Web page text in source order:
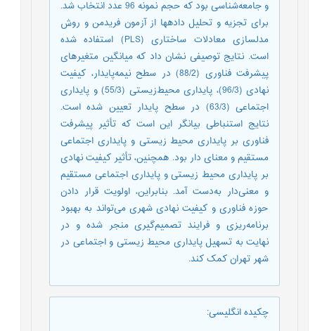
و جامعه‌شناسی بود که حجم نمونه 96 عدد انتخاب شد.
برای تجزیه و تحلیل داده­ها از آزمون فریدمن و روش
مدل­سازی معادلات ساختاری (PLS) استفاده‌ شده
است. نتایج توصیفی نشان داد که میانگین متغیرهای
پیشرفت فناوری (88/2) در سطح نیمه‌پایدار، کیفیت
نهادی (96/3)، پایداری محیط‌زیستی (55/3) و پایداری
اجتماعی (63/3) در سطح پایدار تعیین شده است.
نتایج استنباطی بیانگر این است که تأثیر پیشرفت
فناوری بر پایداری محیط زیستی و پایداری اجتماعی
مستقیم و معنای دار بود. همچنین، تأثیر کیفیت نهادی
بر پایداری محیط زیستی و پایداری اجتماعی مستقیم
و معنی‌دار ‌به‌دست آمد. بنابراین، اولویت قرار دادن
حوزه فناوری و کیفیت نهادی شهری می‌تواند به بهبود
برنامه‌ریزی و فرایند تصمیم‌گیری منجر شده و در
نهایت به تسهیل پایداری محیط زیستی و اجتماعی در
شهر تهران کمک کند.
چکیده انگلیسی: